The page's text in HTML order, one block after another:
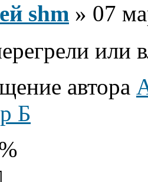
shm » 07
или
автора
Б